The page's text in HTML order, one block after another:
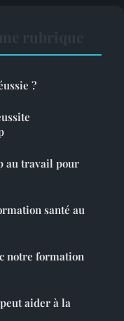
?
au travail pour
santé au
notre formation
aider à la